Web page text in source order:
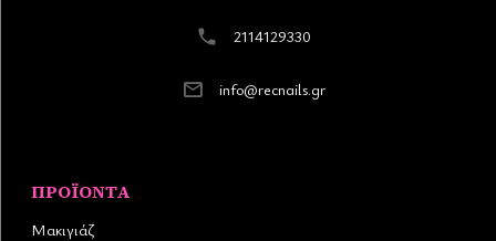
2114129330
info@recnails.gr
ΠΡΟΪΌΝΤΑ
Μακιγιάζ